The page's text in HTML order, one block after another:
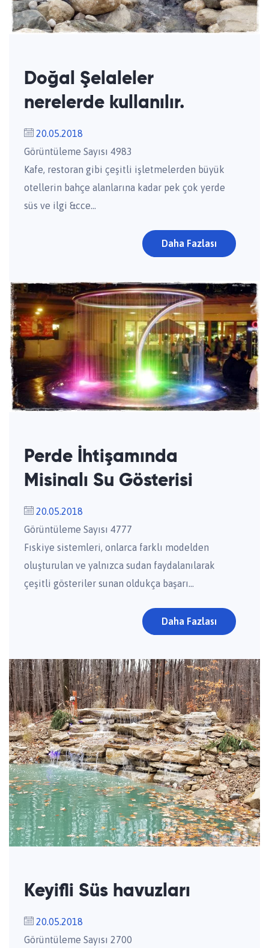
Doğal Şelaleler
nerelerde kullanılır.
20.05.2018
Görüntüleme Sayısı 4983
Kafe, restoran gibi çeşitli işletmelerden büyük
otellerin bahçe alanlarına kadar pek çok yerde
süs ve ilgi &cce...
Daha Fazlası
Perde İhtişamında
Misinalı Su Gösterisi
20.05.2018
Görüntüleme Sayısı 4777
Fıskiye sistemleri, onlarca farklı modelden
oluşturulan ve yalnızca sudan faydalanılarak
çeşitli gösteriler sunan oldukça başarı...
Daha Fazlası
Keyifli Süs havuzları
20.05.2018
Görüntüleme Sayısı 2700